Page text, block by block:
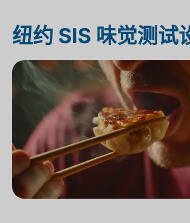
纽约 SIS 味觉测试